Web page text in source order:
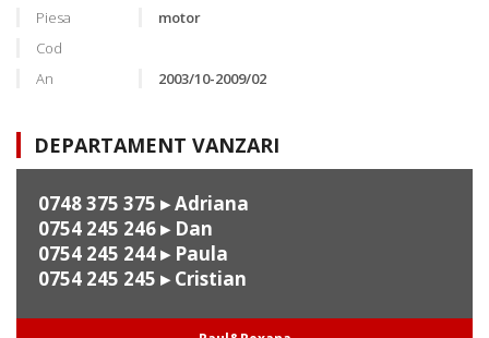
Piesa
motor
Cod
An
2003/10-2009/02
DEPARTAMENT VANZARI
0748 375 375 ▸ Adriana
0754 245 246▸ Dan
0754 245 244▸ Paula
0754 245 245 ▸ Cristian